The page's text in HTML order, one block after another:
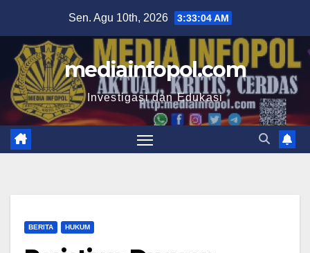
content
Sen. Agu 10th, 2026 3:33:05 AM
mediainfopol.com
Investigasi dan Edukasi
BERITA HUKUM